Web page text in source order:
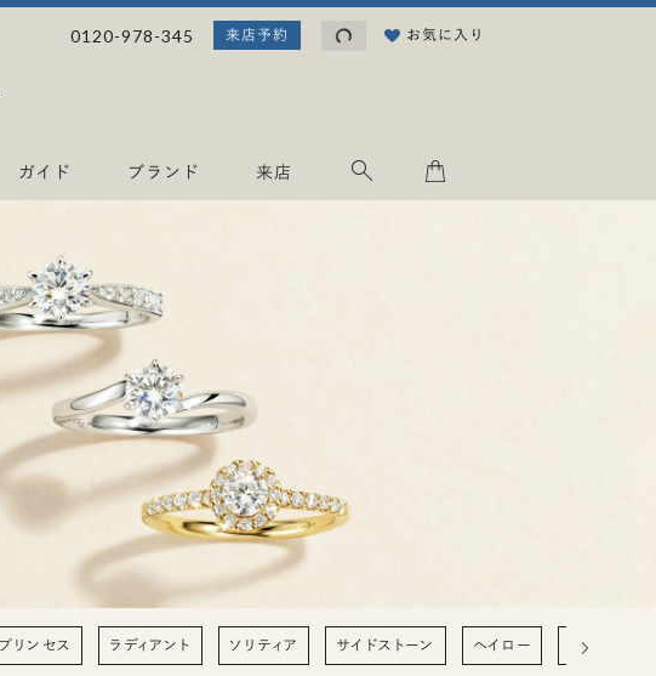
0120-978-345 来店予約
.
.
お気に入り
ガイド ブランド 来店
プリンセス ラディアント ソリティア サイドストーン ヘイロー 0.2ct